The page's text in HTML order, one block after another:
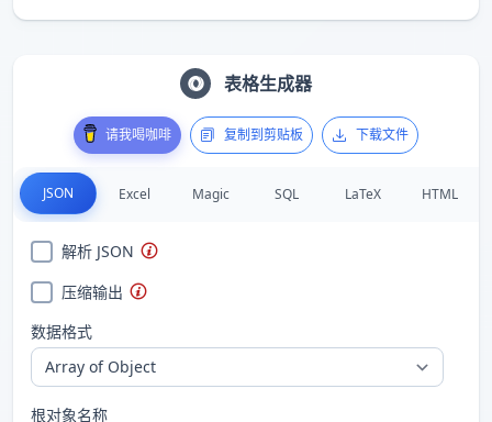
表格生成器
请我喝咖啡 复制到剪贴板 下载文件
JSON Excel Magic SQL LaTeX HTML
解析 JSON
压缩输出
数据格式
根对象名称